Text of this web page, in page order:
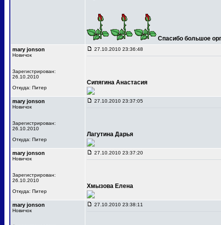
Спасибо большое
mary jonson
Новичок
Зарегистрирован:
26.10.2010
Откуда: Питер
27.10.2010 23:36:48
Сипягина Анастасия
mary jonson
Новичок
Зарегистрирован:
26.10.2010
Откуда: Питер
27.10.2010 23:37:05
Лагутина Дарья
mary jonson
Новичок
Зарегистрирован:
26.10.2010
Откуда: Питер
27.10.2010 23:37:20
Хмызова Елена
mary jonson
Новичок
27.10.2010 23:38:11